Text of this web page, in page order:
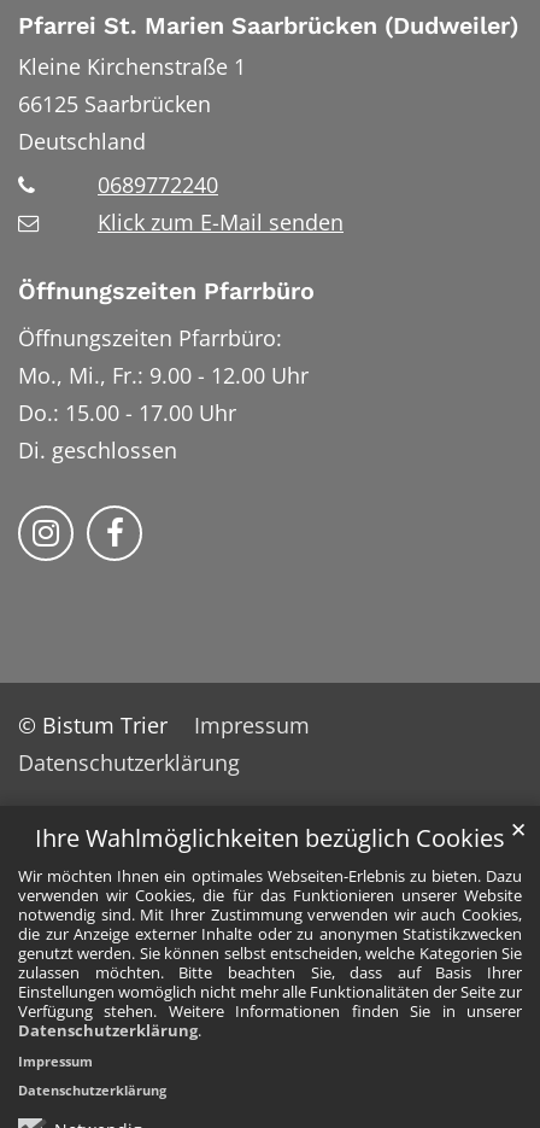
Ihre Wahlmöglichkeiten bezüglich Cookies
Wir möchten Ihnen ein optimales Webseiten-Erlebnis zu bieten. Dazu
verwenden wir Cookies, die für das Funktionieren unserer Website
notwendig sind. Mit Ihrer Zustimmung verwenden wir auch Cookies,
die zur Anzeige externer Inhalte oder zu anonymen Statistikzwecken
genutzt werden. Sie können selbst entscheiden, welche Kategorien Sie
zulassen möchten. Bitte beachten Sie, dass auf Basis Ihrer
Einstellungen womöglich nicht mehr alle Funktionalitäten der Seite zur
Verfügung stehen. Weitere Informationen finden Sie in unserer
Datenschutzerklärung.
✕
Impressum
Datenschutzerklärung
Pfarrei St. Marien Saarbrücken (Dudweiler)
Kleine Kirchenstraße 1
66125 Saarbrücken
Deutschland
0689772240
Klick zum E-Mail senden
Öffnungszeiten Pfarrbüro
Öffnungszeiten Pfarrbüro:
Mo., Mi., Fr.: 9.00 - 12.00 Uhr
Do.: 15.00 - 17.00 Uhr
Di. geschlossen
Bistum Trier auf Instragram
Bistum Trier auf Facebook
© Bistum Trier
Impressum
Datenschutzerklärung